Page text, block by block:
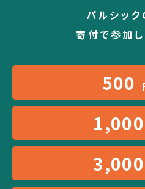
パルシッ
寄付で参加し
500
1,000
3,000